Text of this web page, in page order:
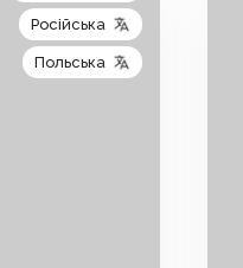
Російська
Польська